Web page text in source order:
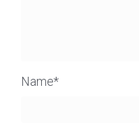
Name*